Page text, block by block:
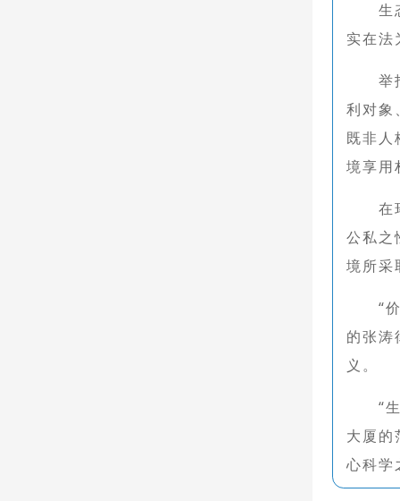
生
实在法
举
利对象
既非人
境享用
在
公私之
境所采
“
的张涛
义。
“
大厦的
心科学